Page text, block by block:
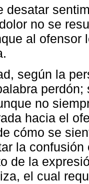
desatar
no se
al ofensor
según la
no
hacia el
cómo se
la
de la
el cual